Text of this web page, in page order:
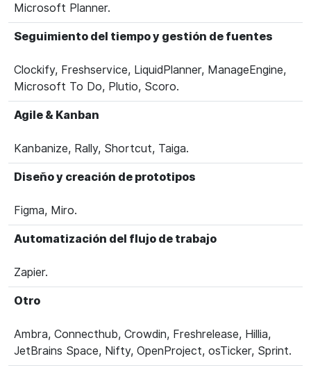
Microsoft Planner.
Seguimiento del tiempo y gestión de fuentes
Clockify, Freshservice, LiquidPlanner, ManageEngine,
Microsoft To Do, Plutio, Scoro.
Agile & Kanban
Kanbanize, Rally, Shortcut, Taiga.
Diseño y creación de prototipos
Figma, Miro.
Automatización del flujo de trabajo
Zapier.
Otro
Ambra, Connecthub, Crowdin, Freshrelease, Hillia,
JetBrains Space, Nifty, OpenProject, osTicker, Sprint.